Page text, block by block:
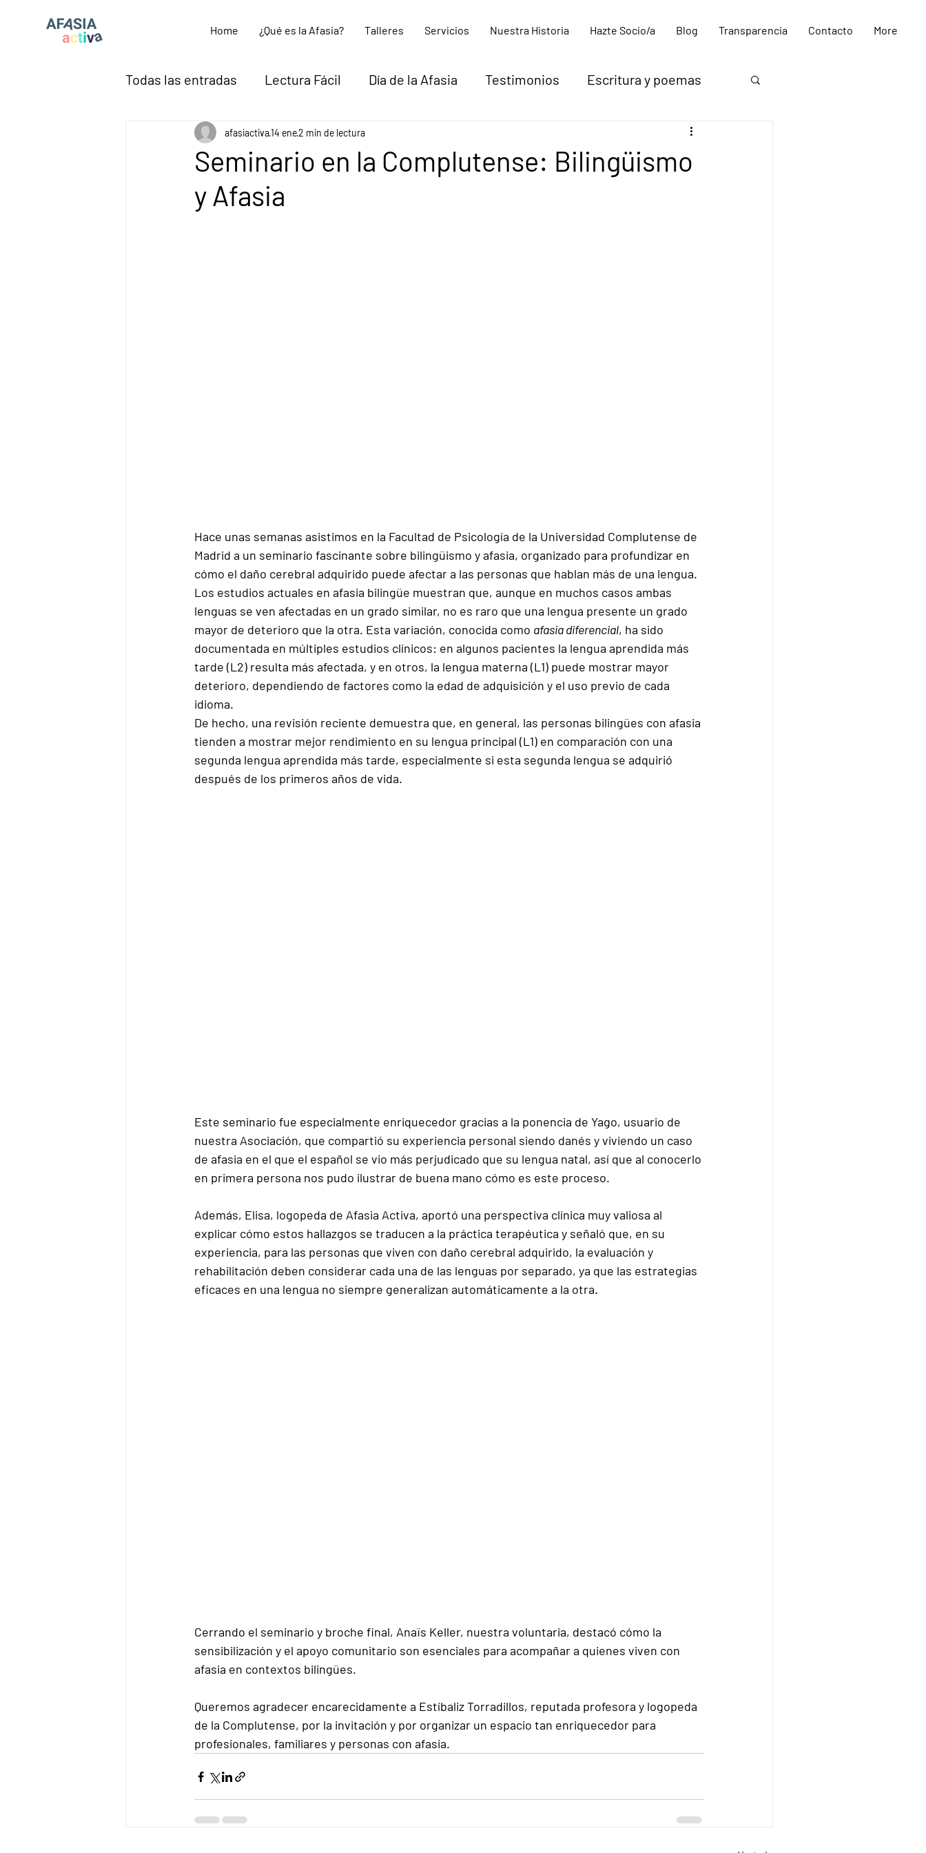
Home ¿Qué es la Afasia? Talleres Servicios Nuestra Historia Hazte Socio/a Blog Transparencia Contacto More
Todas las entradas Lectura Fácil Día de la Afasia Testimonios Escritura y poemas
Así es la Afasia Afasia Activa
Seminario en la Complutense: Bilingüismo
y Afasia
afasiactiva14 ene2 min de lectura
Hace unas semanas asistimos en la Facultad de Psicología de la Universidad Complutense de
Madrid a un seminario fascinante sobre bilingüismo y afasia, organizado para profundizar en
cómo el daño cerebral adquirido puede afectar a las personas que hablan más de una lengua.
Los estudios actuales en afasia bilingüe muestran que, aunque en muchos casos ambas
lenguas se ven afectadas en un grado similar, no es raro que una lengua presente un grado
mayor de deterioro que la otra. Esta variación, conocida como afasia diferencial, ha sido
documentada en múltiples estudios clínicos: en algunos pacientes la lengua aprendida más
tarde (L2) resulta más afectada, y en otros, la lengua materna (L1) puede mostrar mayor
deterioro, dependiendo de factores como la edad de adquisición y el uso previo de cada
idioma.
De hecho, una revisión reciente demuestra que, en general, las personas bilingües con afasia
tienden a mostrar mejor rendimiento en su lengua principal (L1) en comparación con una
segunda lengua aprendida más tarde, especialmente si esta segunda lengua se adquirió
después de los primeros años de vida.
Este seminario fue especialmente enriquecedor gracias a la ponencia de Yago, usuario de
nuestra Asociación, que compartió su experiencia personal siendo danés y viviendo un caso
de afasia en el que el español se vio más perjudicado que su lengua natal, así que al conocerlo
en primera persona nos pudo ilustrar de buena mano cómo es este proceso.
Además, Elisa, logopeda de Afasia Activa, aportó una perspectiva clínica muy valiosa al
explicar cómo estos hallazgos se traducen a la práctica terapéutica y señaló que, en su
experiencia, para las personas que viven con daño cerebral adquirido, la evaluación y
rehabilitación deben considerar cada una de las lenguas por separado, ya que las estrategias
eficaces en una lengua no siempre generalizan automáticamente a la otra.
Cerrando el seminario y broche final, Anaïs Keller, nuestra voluntaria, destacó cómo la
sensibilización y el apoyo comunitario son esenciales para acompañar a quienes viven con
afasia en contextos bilingües.
Queremos agradecer encarecidamente a Estíbaliz Torradillos, reputada profesora y logopeda
de la Complutense, por la invitación y por organizar un espacio tan enriquecedor para
profesionales, familiares y personas con afasia.